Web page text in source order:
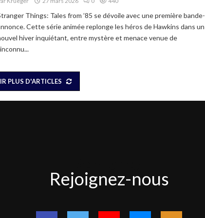
Things: Tales from ’85 se dévoile avec une première bande-
Cette série animée replonge les héros de Hawkins dans un
hiver inquiétant, entre mystère et menace venue de
PLUS D'ARTICLES
nous
Rejoignez-nous